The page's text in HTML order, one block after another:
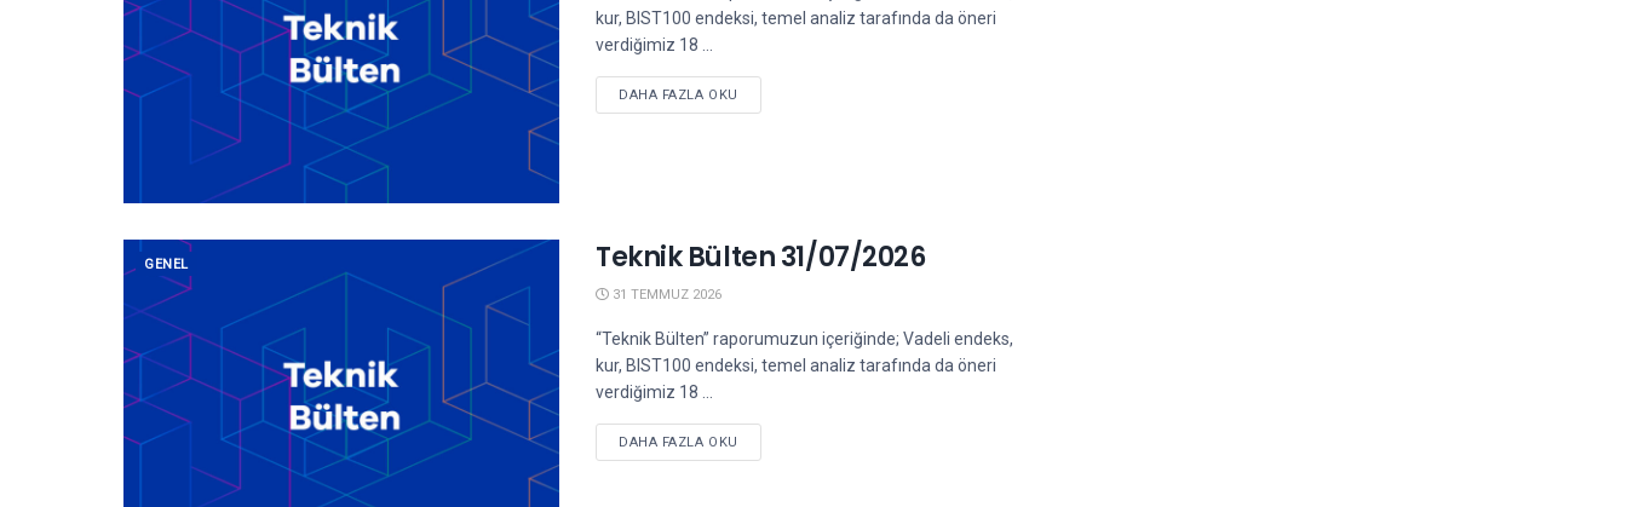
kur, BIST100 endeksi, temel analiz tarafında da öneri
verdiğimiz 18 ...
DAHA FAZLA OKU
GENEL Teknik Bülten 31/07/2026
31 TEMMUZ 2026
“Teknik Bülten” raporumuzun içeriğinde; Vadeli endeks,
kur, BIST100 endeksi, temel analiz tarafında da öneri
verdiğimiz 18 ...
DAHA FAZLA OKU